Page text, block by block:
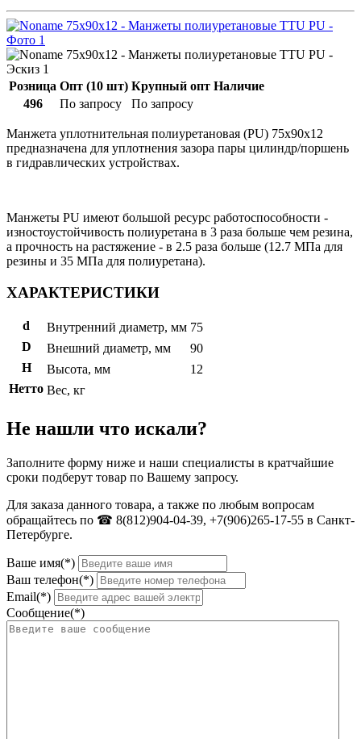
Розница Опт (10 шт) Крупный опт Наличие
496
По запросу По запросу
Манжета уплотнительная полиуретановая (PU) 75x90x12
предназначена для уплотнения зазора пары цилиндр/поршень
в гидравлических устройствах.
Манжеты PU имеют большой ресурс работоспособности -
изностоустойчивость полиуретана в 3 раза больше чем резина,
а прочность на растяжение - в 2.5 раза больше (12.7 МПа для
резины и 35 МПа для полиуретана).
ХАРАКТЕРИСТИКИ
d Внутренний диаметр, мм 75
D
Внешний диаметр, мм
90
H
Высота, мм
12
Нетто Вес, кг
Не нашли что искали?
Заполните форму ниже и наши специалисты в кратчайшие
сроки подберут товар по Вашему запросу.
Для заказа данного товара, а также по любым вопросам
обращайтесь по ☎ 8(812)904-04-39, +7(906)265-17-55 в Санкт-
Петербурге.
Ваше имя(*)
Ваш телефон(*)
Email(*)
Сообщение(*)